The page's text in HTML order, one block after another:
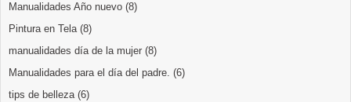
Manualidades Año nuevo (8)
Pintura en Tela (8)
manualidades día de la mujer (8)
Manualidades para el día del padre. (6)
tips de belleza (6)